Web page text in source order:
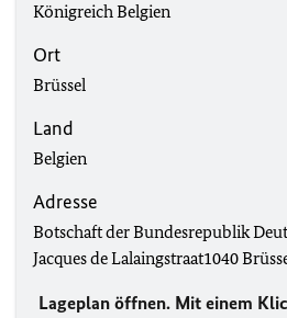
Königreich Belgien
Ort
Brüssel
Land
Belgien
Adresse
Botschaft der Bundesrepublik
Jacques de Lalaingstraat1040
Lageplan öffnen. Mit einem